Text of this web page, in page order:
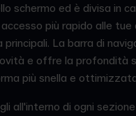
schermo ed è divisa in
più rapido alle tue
La barra di
e offre la profondità
più snella e
all'interno di ogni